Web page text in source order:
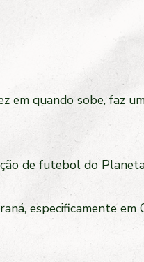
em quando sobe, faz
de futebol do
especificamente em